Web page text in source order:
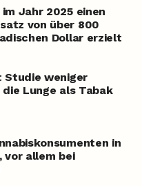
im Jahr 2025 einen
von über 800
Dollar erzielt
Studie weniger
Lunge als Tabak
in
vor allem bei